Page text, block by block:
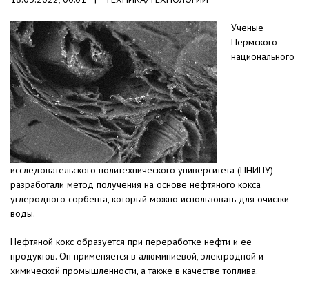
Ученые
Пермского
национального
исследовательского политехнического университета (ПНИПУ)
разработали метод получения на основе нефтяного кокса
углеродного сорбента, который можно использовать для очистки
воды.
Нефтяной кокс образуется при переработке нефти и ее
продуктов. Он применяется в алюминиевой, электродной и
химической промышленности, а также в качестве топлива.